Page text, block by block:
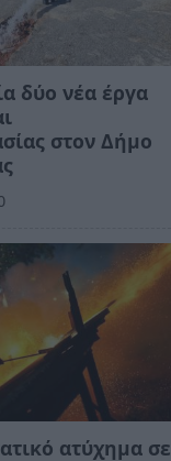
δύο νέα έργα
στον Δήμο
ατύχημα σε